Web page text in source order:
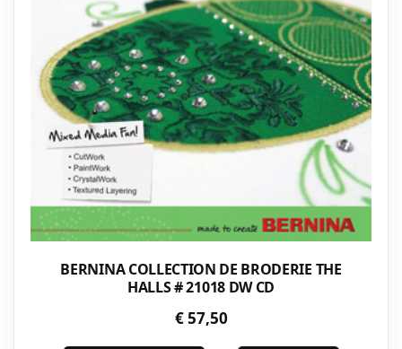
BERNINA COLLECTION DE BRODERIE THE
HALLS # 21018 DW CD
€57,50